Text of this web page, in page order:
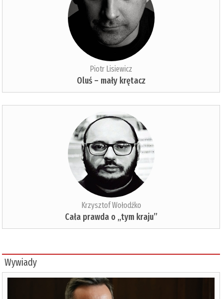
Piotr Lisiewicz
Oluś – mały krętacz
Krzysztof Wołodźko
Cała prawda o „tym kraju”
Wywiady